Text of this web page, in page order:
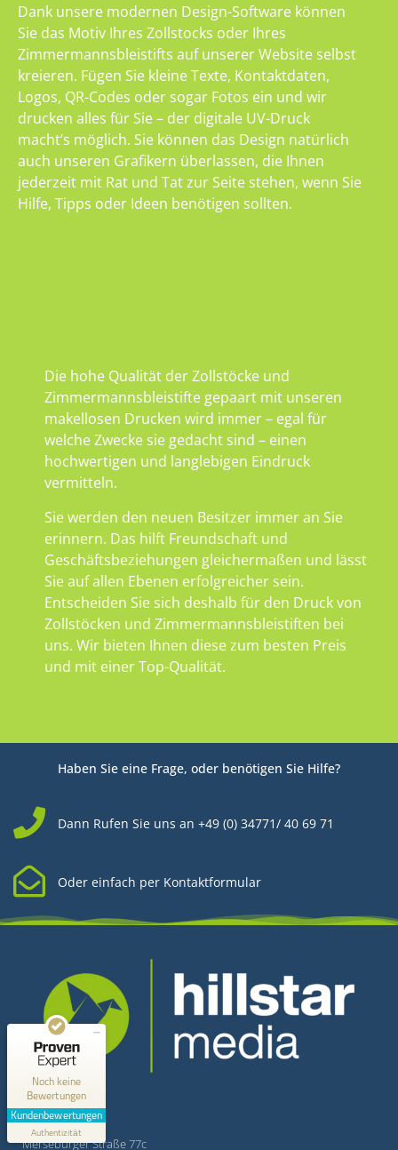
Dank unsere modernen Design-Software können
Sie das Motiv Ihres Zollstocks oder Ihres
Zimmermannsbleistifts auf unserer Website selbst
kreieren. Fügen Sie kleine Texte, Kontaktdaten,
Logos, QR-Codes oder sogar Fotos ein und wir
drucken alles für Sie – der digitale UV-Druck
macht’s möglich. Sie können das Design natürlich
auch unseren Grafikern überlassen, die Ihnen
jederzeit mit Rat und Tat zur Seite stehen, wenn Sie
Hilfe, Tipps oder Ideen benötigen sollten.
Die hohe Qualität der Zollstöcke und
Zimmermannsbleistifte gepaart mit unseren
makellosen Drucken wird immer – egal für
welche Zwecke sie gedacht sind – einen
hochwertigen und langlebigen Eindruck
vermitteln.
Sie werden den neuen Besitzer immer an Sie
erinnern. Das hilft Freundschaft und
Geschäftsbeziehungen gleichermaßen und lässt
Sie auf allen Ebenen erfolgreicher sein.
Entscheiden Sie sich deshalb für den Druck von
Zollstöcken und Zimmermannsbleistiften bei
uns. Wir bieten Ihnen diese zum besten Preis
und mit einer Top-Qualität.
Haben Sie eine Frage, oder benötigen Sie Hilfe?
Dann Rufen Sie uns an +49 (0) 34771/ 40 69 71
Oder einfach per Kontaktformular
Kontakt
Hillstar Media
Merseburger Straße 77c
Noch keine
Bewertungen
Kundenbewertungen
Authentizität
Kundenbewertungen und Erfahrungen zu
Hillstar Media
MANGELHAFT
0,00 / 5,00
Erfahren Sie mehr über dieses Bewertungssiegel
Profil ansehen